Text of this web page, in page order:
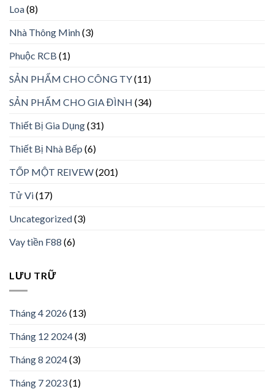
Loa(8)
Nhà Thông Minh(3)
Phuộc RCB (1)
SẢN PHẨM CHO CÔNG TY(11)
SẢN PHẨM CHO GIA ĐÌNH (34)
Thiết Bị Gia Dụng(31)
Thiết Bị Nhà Bếp (6)
TỐP MỘT REIVEW(201)
Tử Vi(17)
Uncategorized(3)
Vay tiền F88 (6)
LƯU TRỮ
Tháng 4 2026(13)
Tháng 12 2024(3)
Tháng 8 2024(3)
Tháng 7 2023(1)